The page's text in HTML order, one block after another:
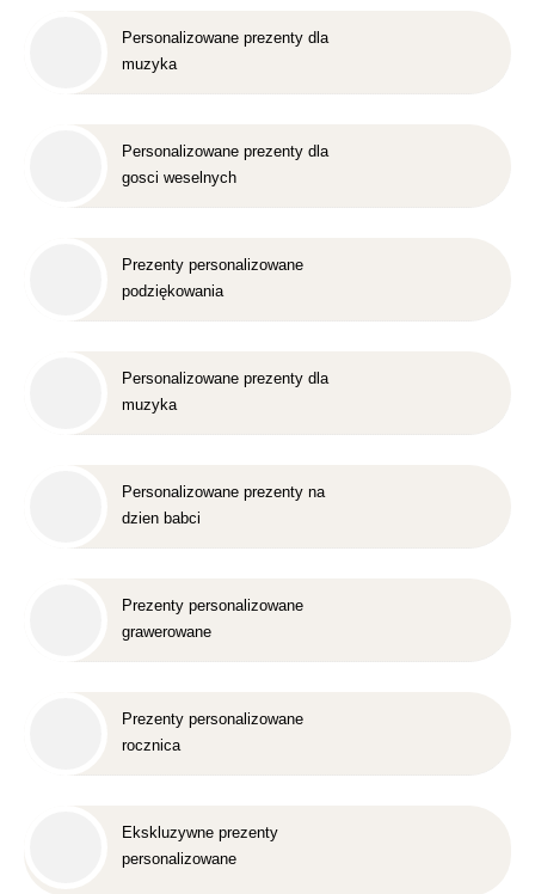
Personalizowane prezenty dla
muzyka
Personalizowane prezenty dla
gosci weselnych
Prezenty personalizowane
podziękowania
Personalizowane prezenty dla
muzyka
Personalizowane prezenty na
dzien babci
Prezenty personalizowane
grawerowane
Prezenty personalizowane
rocznica
Ekskluzywne prezenty
personalizowane